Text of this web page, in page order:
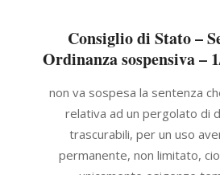
Consiglio di Stato –
Ordinanza sospensiva –
06-non va sospesa la sentenza
relativa ad un pergolato di
trascurabili, per un uso
permanente, non limitato,